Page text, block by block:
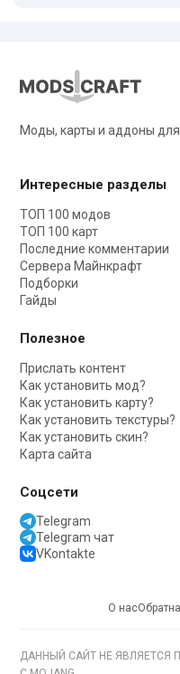
Моды, карты и аддоны
Интересные разделы
ТОП 100 модов
ТОП 100 карт
Последние комментарии
Сервера Майнкрафт
Подборки
Гайды
Полезное
Прислать контент
Как установить мод?
Как установить карту?
Как установить текстуры?
Как установить скин?
Карта сайта
Соцсети
Telegram
Telegram чат
VKontakte
О нас
ДАННЫЙ САЙТ НЕ ЯВЛЯЕТСЯ